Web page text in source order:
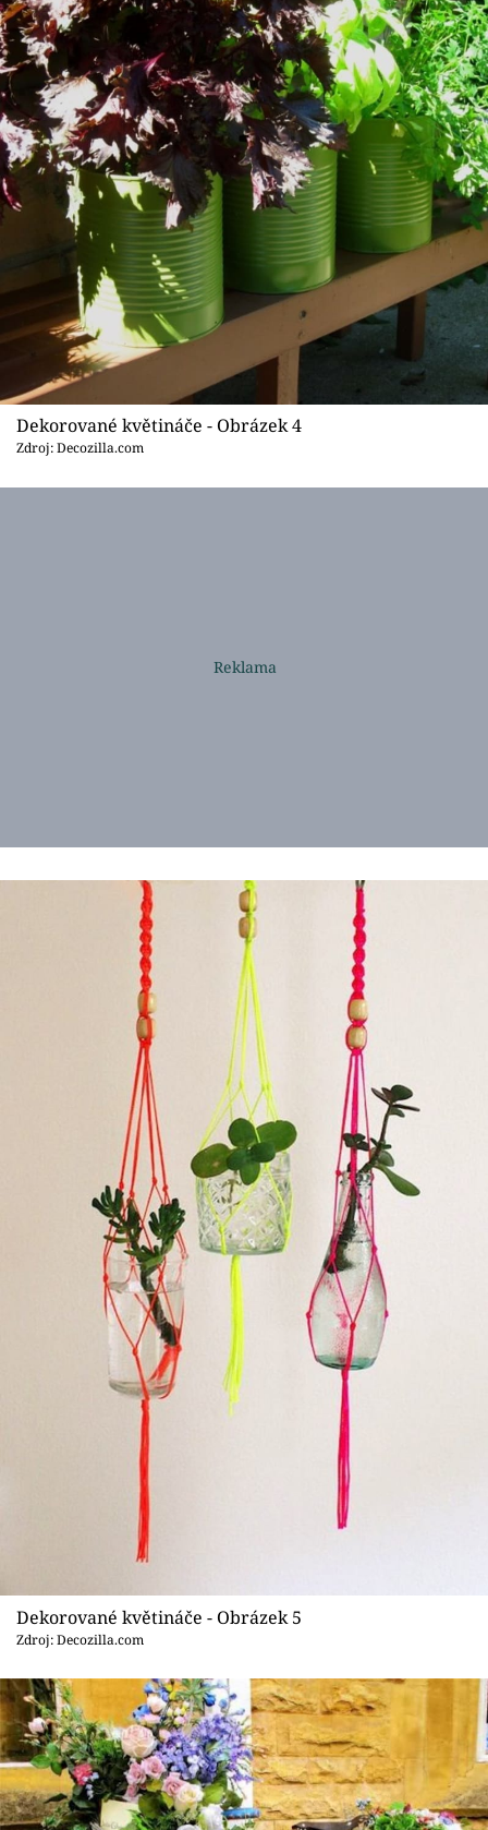
Dekorované květináče - Obrázek 4
Zdroj: Decozilla.com
Dekorované květináče - Obrázek 5
Zdroj: Decozilla.com